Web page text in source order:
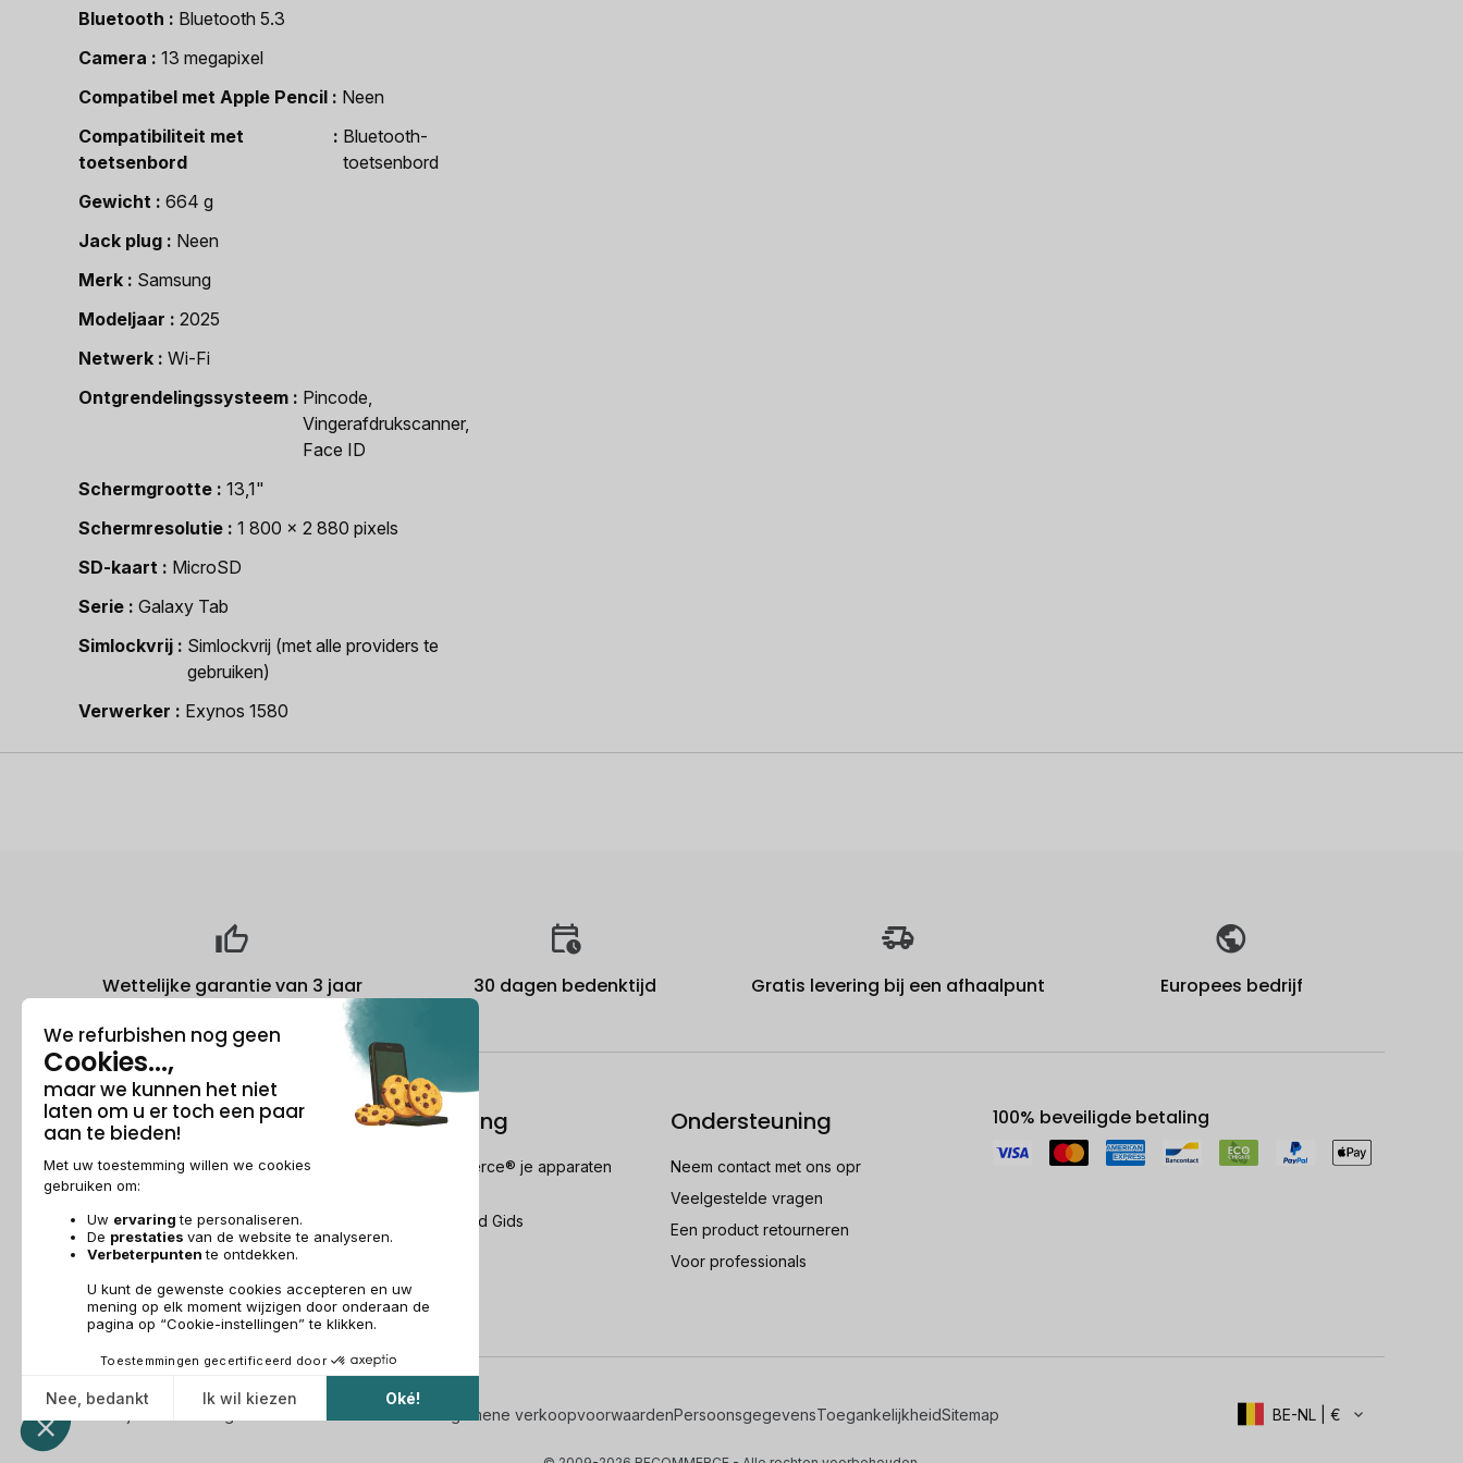
Bluetooth
Bluetooth 5.3
Camera
13 megapixel
Compatibel met Apple Pencil
Neen
Compatibiliteit met
toetsenbord
Bluetooth-
toetsenbord
Gewicht
664 g
Jack plug
Neen
Merk
Samsung
Modeljaar
2025
Netwerk
Wi-Fi
Ontgrendelingssysteem
Pincode,
Vingerafdrukscanner,
Face ID
Schermgrootte
13,1"
Schermresolutie
1 800 x 2 880 pixels
SD-kaart
MicroSD
Serie
Galaxy Tab
Simlockvrij
Simlockvrij (met alle providers te
gebruiken)
Verwerker
Exynos 1580
Wettelijke garantie van 3 jaar 30 dagen bedenktijd Gratis levering bij een afhaalpunt Europees bedrijf
Over ons
Wie is Recommerce®?
Dit wordt over ons gezegd
Recommerce Group
Aanwerving
Refurbishing
Hoe Recommerce® je apparaten
De Refurbished Gids
Ondersteuning
Neem contact met ons opr
Veelgestelde vragen
Een product retourneren
Voor professionals
100% beveiligde betaling
Algemene verkoopvoorwaardenPersoonsgegevensToegankelijkheidSitemap BE-NL | €